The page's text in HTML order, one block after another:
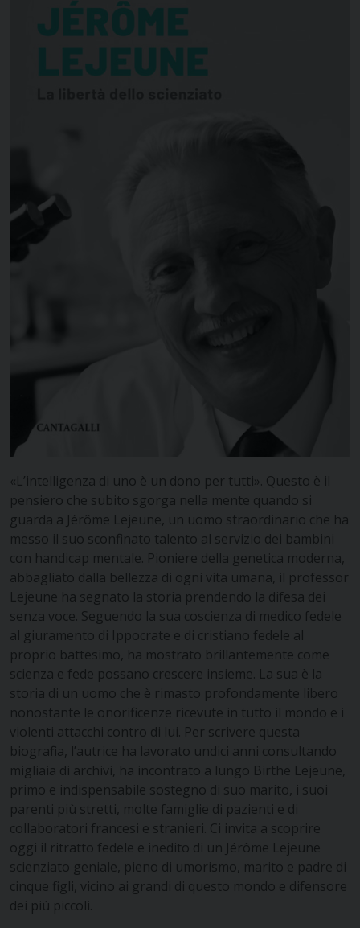
«L’intelligenza di uno è un dono per tutti». Questo è il
pensiero che subito sgorga nella mente quando si
guarda a Jérôme Lejeune, un uomo straordinario che ha
messo il suo sconfinato talento al servizio dei bambini
con handicap mentale. Pioniere della genetica moderna,
abbagliato dalla bellezza di ogni vita umana, il professor
Lejeune ha segnato la storia prendendo la difesa dei
senza voce. Seguendo la sua coscienza di medico fedele
al giuramento di Ippocrate e di cristiano fedele al
proprio battesimo, ha mostrato brillantemente come
scienza e fede possano crescere insieme. La sua è la
storia di un uomo che è rimasto profondamente libero
nonostante le onorificenze ricevute in tutto il mondo e i
violenti attacchi contro di lui. Per scrivere questa
biografia, l’autrice ha lavorato undici anni consultando
migliaia di archivi, ha incontrato a lungo Birthe Lejeune,
primo e indispensabile sostegno di suo marito, i suoi
parenti più stretti, molte famiglie di pazienti e di
collaboratori francesi e stranieri. Ci invita a scoprire
oggi il ritratto fedele e inedito di un Jérôme Lejeune
scienziato geniale, pieno di umorismo, marito e padre di
cinque figli, vicino ai grandi di questo mondo e difensore
dei più piccoli.